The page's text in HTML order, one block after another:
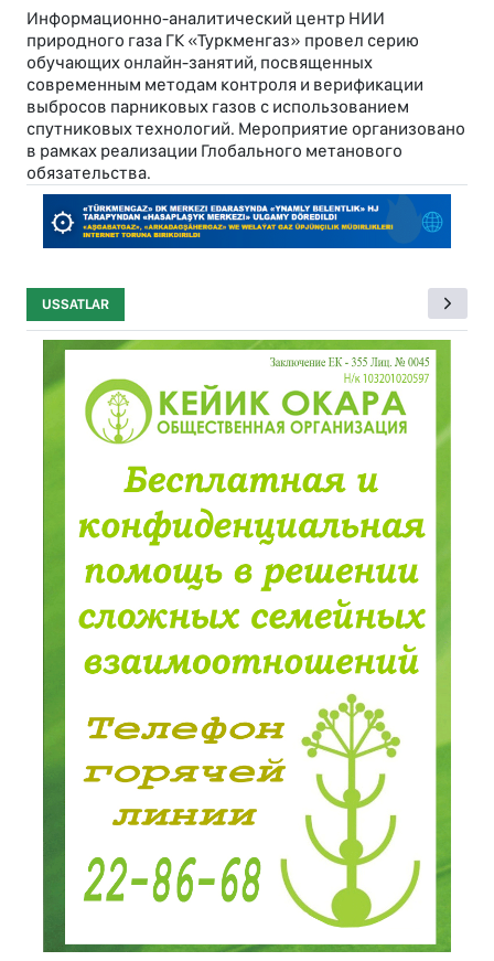
Информационно-аналитический центр НИИ
природного газа ГК «Туркменгаз» провел серию
обучающих онлайн-занятий, посвященных
современным методам контроля и верификации
выбросов парниковых газов с использованием
спутниковых технологий. Мероприятие организовано
в рамках реализации Глобального метанового
обязательства.
USSATLAR